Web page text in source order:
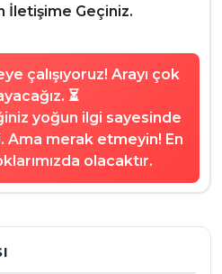
İletişime Geçiniz.
çalışıyoruz! Arayı çok
⏳
yoğun ilgi sayesinde
Ama merak etmeyin! En
olacaktır.